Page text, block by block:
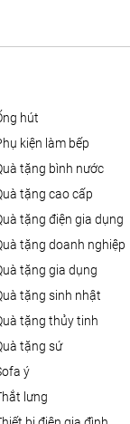
ống hút
phụ kiện làm bếp
quà tặng bình nước
quà tặng cao cấp
quà tặng điện gia dụng
quà tặng doanh nghiệp
quà tặng gia dụng
quà tặng sinh nhật
quà tặng thủy tinh
quà tặng sứ
sofa ý
thắt lưng